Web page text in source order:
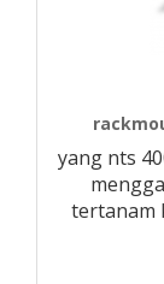
yang nts
tertanam